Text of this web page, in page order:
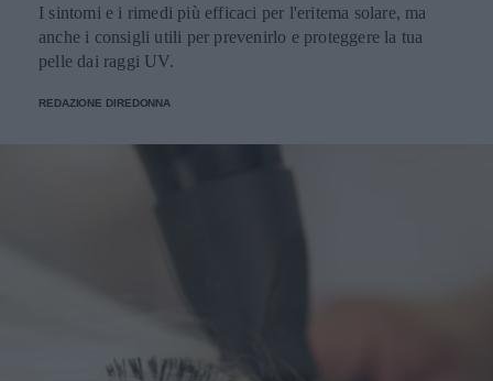
I sintomi e i rimedi più efficaci per l'eritema solare, ma
anche i consigli utili per prevenirlo e proteggere la tua
pelle dai raggi UV.
REDAZIONE DIREDONNA